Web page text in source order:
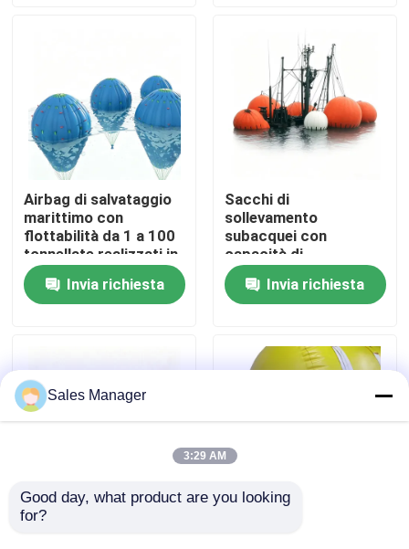
Video
Chi siamo
Fatory Tour
Controllo di qualità
Richiedere un preventivo
Airbag di gomma marina
Airbag di salvataggio
marittimo con
flottabilità da 1 a 100
tonnellate realizzati in
tessuto poliestere
rivestito in PVC
conforme alla norma
Invia richiesta
Sacchi di
sollevamento
subacquei con
capacità di
sollevamento
superiore, resistenti
all'abrasione, per una
sicura nel salvataggio
marittimo
Invia richiesta
Sacchi di
Sales Manager
3:29 AM
Good day, what product are you looking
for?